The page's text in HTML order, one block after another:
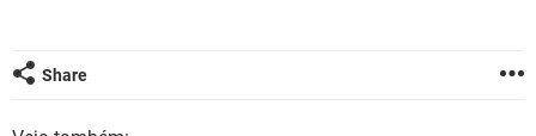
GUIA DE COMPRAS
Share